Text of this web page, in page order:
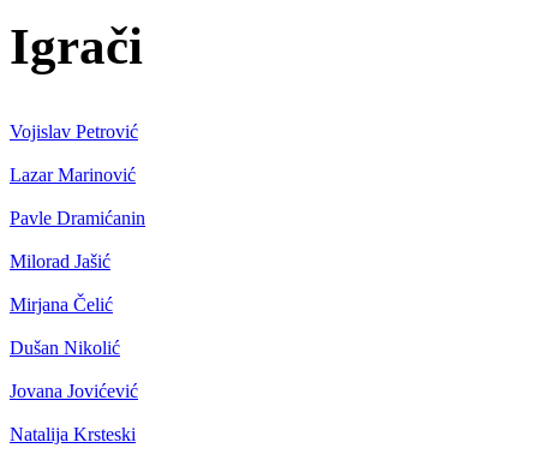
Igrači
Vojislav Petrović
Lazar Marinović
Pavle Dramićanin
Milorad Jašić
Mirjana Čelić
Dušan Nikolić
Jovana Jovićević
Natalija Krsteski